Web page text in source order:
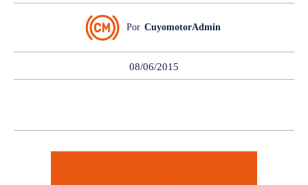
Por CuyomotorAdmin
08/06/2015